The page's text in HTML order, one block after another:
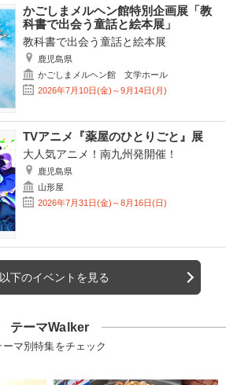
かごしまメルヘン館特別企画展「教
科書で出会う童話と絵本展」
教科書で出会う童話と絵本展
鹿児島県
かごしまメルヘン館 文学ホール
2026年7月10日(金)～9月14日(月)
TVアニメ『薬屋のひとりごと』展
大人気アニメ！南九州発開催！
鹿児島県
山形屋
2026年7月31日(金)～8月16日(日)
下のイベントを見る
テーマWalker
ーマ別特集をチェック